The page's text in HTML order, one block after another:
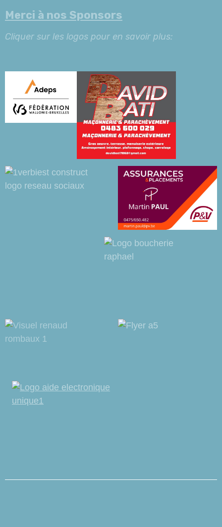
Merci à nos Sponsors
Cliquer sur les logos pour en savoir plus: